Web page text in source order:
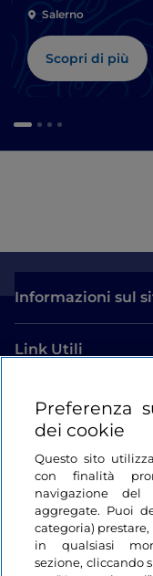
Salerno
Scopri di più
Informazioni sul
Link Utili
Login
Restiamo in contatto
Preferenza
dei cookie
Questo sito
con finalità
navigazione
aggregate. Puoi
categoria)
in qualsiasi
sezione, cliccando